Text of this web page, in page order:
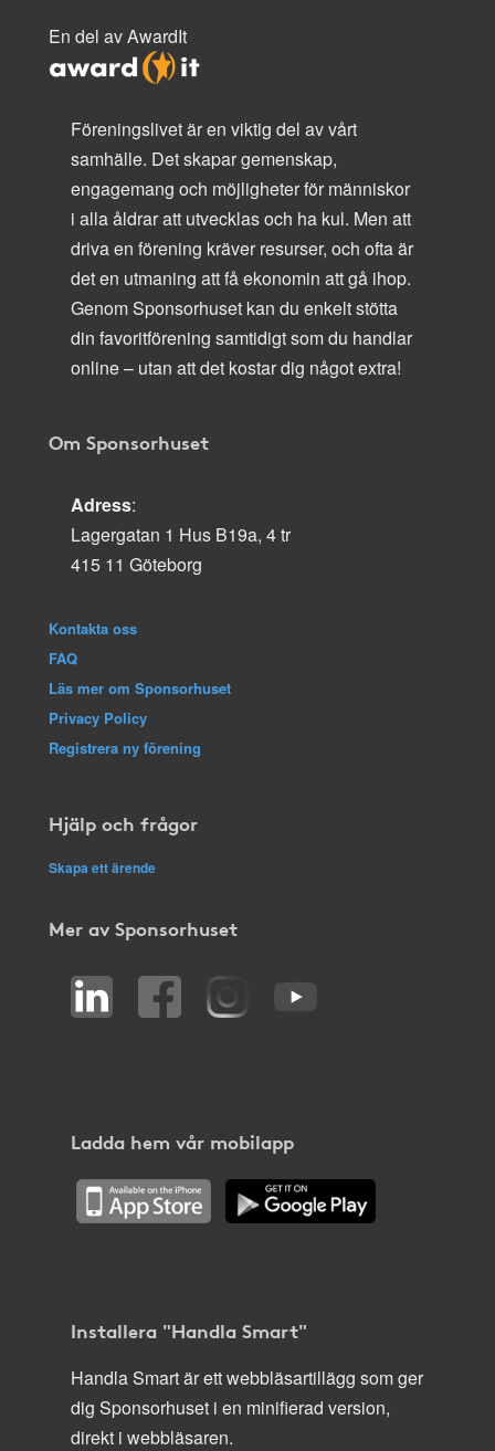
En del av AwardIt
Föreningslivet är en viktig del av vårt
samhälle. Det skapar gemenskap,
engagemang och möjligheter för människor
i alla åldrar att utvecklas och ha kul. Men att
driva en förening kräver resurser, och ofta är
det en utmaning att få ekonomin att gå ihop.
Genom Sponsorhuset kan du enkelt stötta
din favoritförening samtidigt som du handlar
online – utan att det kostar dig något extra!
Om Sponsorhuset
Adress:
Lagergatan 1 Hus B19a, 4 tr
415 11 Göteborg
Kontakta oss
FAQ
Läs mer om Sponsorhuset
Privacy Policy
Registrera ny förening
Hjälp och frågor
Skapa ett ärende
Mer av Sponsorhuset
Ladda hem vår mobilapp
Installera "Handla Smart"
Handla Smart är ett webbläsartillägg som ger
dig Sponsorhuset i en minifierad version,
direkt i webbläsaren.